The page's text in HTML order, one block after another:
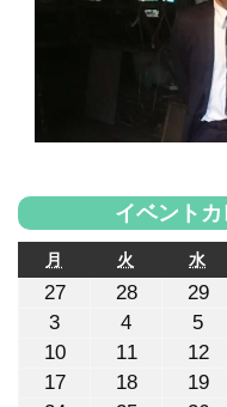
イベントカ
月
曜
日
火
曜
日
水水
曜
日
272026
月
282026
日
29
月
日
32026
年
8
月
42026
年
8
月
5
年
8
月
102026
年
112026
年
8
12
年
8
172026
年
182026
年
19
年